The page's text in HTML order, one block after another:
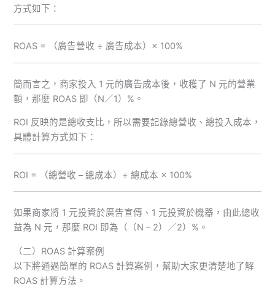
方式如下：
ROAS = （廣告營收 ÷ 廣告成本）× 100%
簡而言之，商家投入 1 元的廣告成本後，收穫了 N 元的營業
額，那麼 ROAS 即（N／1）%。
ROI 反映的是總收支比，所以需要記錄總營收、總投入成本，
具體計算方式如下：
ROI = （總營收 – 總成本）÷ 總成本 × 100%
如果商家將 1 元投資於廣告宣傳、1 元投資於機器，由此總收
益為 N 元，那麼 ROI 即為（（N – 2）／2）%。
（二）ROAS 計算案例
以下將通過簡單的 ROAS 計算案例，幫助大家更清楚地了解
ROAS 計算方法。